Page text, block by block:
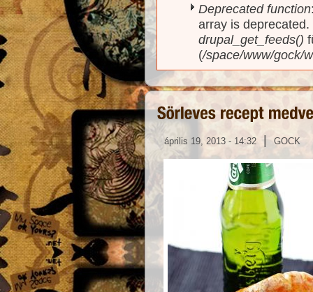
Deprecated function
array is
drupal_get_feeds()
(/space/www/gock/
április 19, 2013 - 14:32 | GOCK